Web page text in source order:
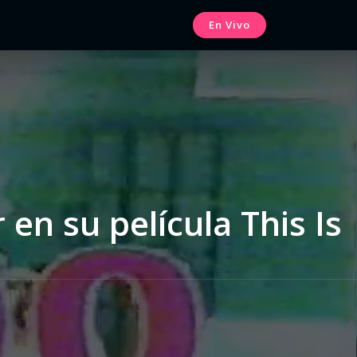
En Vivo
su película This Is